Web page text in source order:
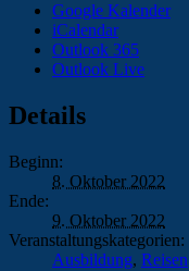
Google Kalender
iCalendar
Outlook 365
Outlook Live
Details
Beginn:
8. Oktober 2022
Ende:
9. Oktober 2022
Veranstaltungskategorien:
Ausbildung, Reisen